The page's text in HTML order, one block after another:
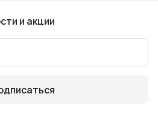
и акции